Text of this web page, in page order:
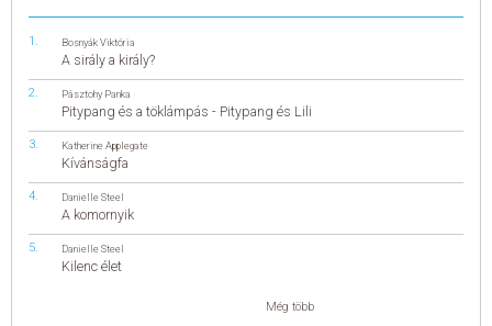
Bosnyák Viktória
A sirály a király?
Pásztohy Panka
Pitypang és a töklámpás - Pitypang és Lili
Katherine Applegate
Kívánságfa
Danielle Steel
A komornyik
Danielle Steel
Kilenc élet
Még több